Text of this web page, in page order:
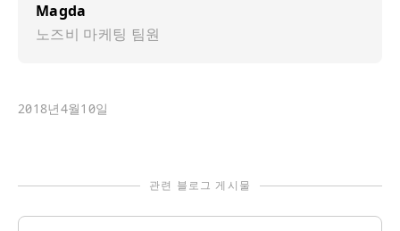
Magda
노즈비 마케팅 팀원
2018년4월10일
관련 블로그 게시물